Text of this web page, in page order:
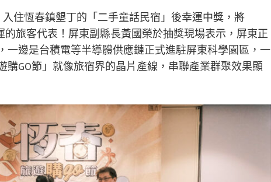
住恆春鎮墾丁的「二手童話民宿」後幸運中獎，將
的旅客代表！屏東副縣長黃國榮於抽獎現場表示，屏東正
一邊是台積電等半導體供應鏈正式進駐屏東科學園區，一
GO節」就像旅宿界的晶片產線，串聯產業群聚效果顯